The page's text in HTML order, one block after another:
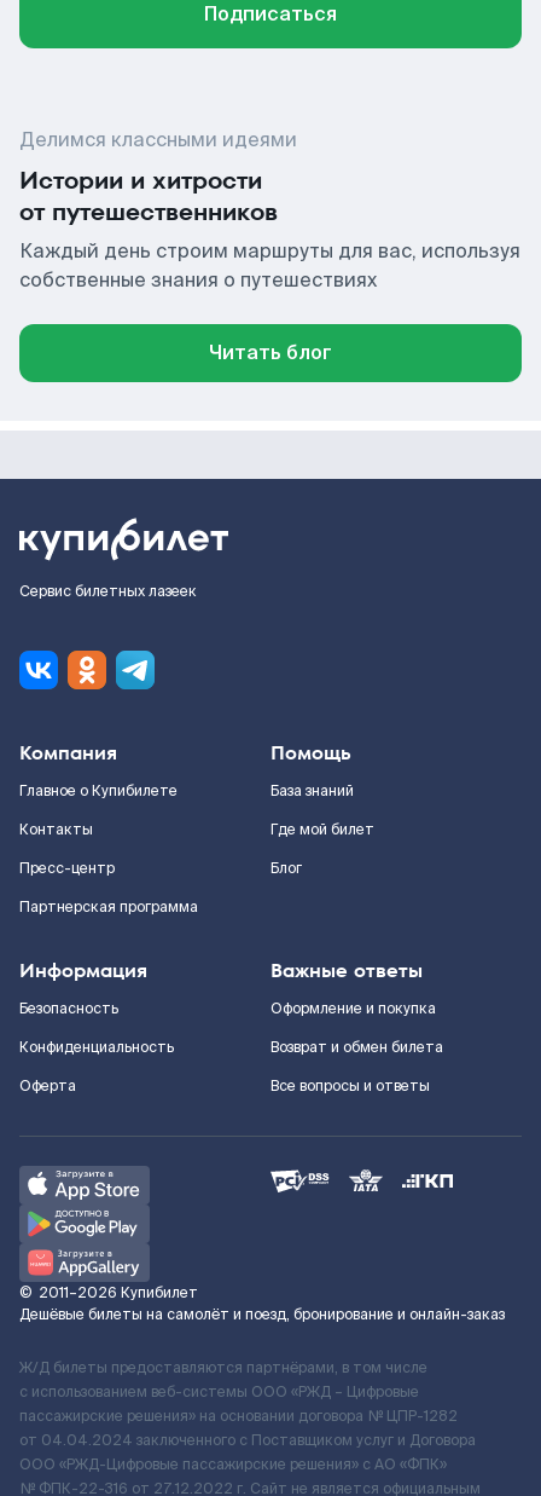
Подписаться
Делимся классными идеями
Истории и хитрости
от путешественников
Каждый день строим маршруты для вас, используя
собственные знания о путешествиях
Читать блог
Сервис билетных лазеек
Компания
Главное о Купибилете
Контакты
Пресс-центр
Партнерская программа
Помощь
База знаний
Где мой билет
Блог
Информация
Безопасность
Конфиденциальность
Оферта
Важные ответы
Оформление и покупка
Возврат и обмен билета
Все вопросы и ответы
© 2011–2026 Купибилет
Дешёвые билеты на самолёт и поезд, бронирование и онлайн-заказ
Ж/Д билеты предоставляются партнёрами, в том числе
с использованием веб-системы ООО «РЖД – Цифровые
пассажирские решения» на основании договора № ЦПР-1282
от 04.04.2024 заключенного с Поставщиком услуг и Договора
ООО «РЖД-Цифровые пассажирские решения» c АО «ФПК»
№ ФПК-22-316 от 27.12.2022 г. Сайт не является официальным